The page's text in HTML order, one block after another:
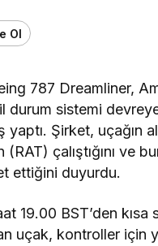
Ol
787 Dreamliner,
durum sistemi
Şirket, uçağın
çalıştığını ve
ettiğini duyurdu.
19.00 BST’den kısa
uçak, kontroller için